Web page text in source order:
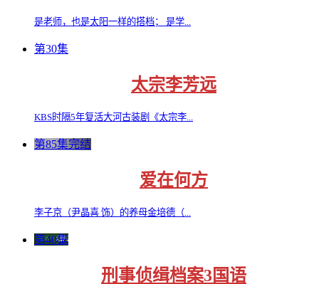
是老师，也是太阳一样的搭档； 是学...
第30集
太宗李芳远
KBS时隔5年复活大河古装剧《太宗李...
第85集完结
爱在何方
李子京（尹晶喜 饰）的养母金培德（...
第40集
刑事侦缉档案3国语